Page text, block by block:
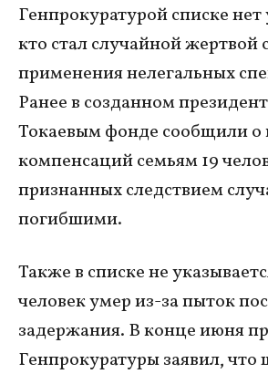
Генпрокуратурой списке
кто стал случайной жертвой
применения нелегальных
Ранее в созданном
Токаевым фонде сообщили о
компенсаций семьям 19
признанных следствием
погибшими.
Также в списке не
человек умер из-за пыток
задержания. В конце июня
Генпрокуратуры заявил, что